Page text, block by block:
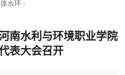
水环 -
南水利与环境职业学院
表大会召开